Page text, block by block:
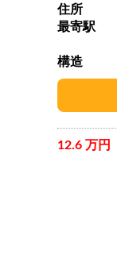
住所
最寄駅
構造
12.6 万円